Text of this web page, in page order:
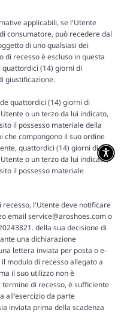
applicabili, se l'Utente
consumatore, può recedere dal
di uno qualsiasi dei
recesso è escluso in questa
(14) giorni di
giustificazione.
quattordici (14) giorni di
o un terzo da lui indicato,
il possesso materiale della
che compongono il suo ordine
quattordici (14) giorni di
o un terzo da lui indicato,
il possesso materiale
l'Utente deve notificare
email service@aroshoes.como
della sua decisione di
una dichiarazione
lettera inviata per posta o e-
modulo di recesso allegato a
il suo utilizzo non è
di recesso, è sufficiente
all'esercizio da parte
inviata prima della scadenza